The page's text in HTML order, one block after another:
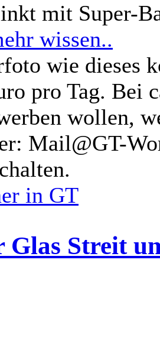
mit Super-
wissen..
wie dieses
pro Tag. Bei
wollen,
Mail@GT-
in GT
Glas Streit